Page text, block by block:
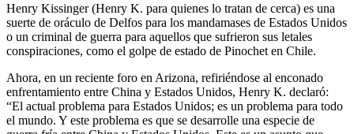
Henry Kissinger (Henry K. para quienes lo tratan de cerca) es una
suerte de oráculo de Delfos para los mandamases de Estados Unidos
o un criminal de guerra para aquellos que sufrieron sus letales
conspiraciones, como el golpe de estado de Pinochet en Chile.
Ahora, en un reciente foro en Arizona, refiriéndose al enconado
enfrentamiento entre China y Estados Unidos, Henry K. declaró:
“El actual problema para Estados Unidos; es un problema para todo
el mundo. Y este problema es que se desarrolle una especie de